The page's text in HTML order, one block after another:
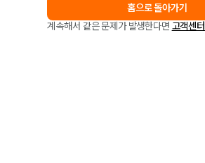
홈으로 돌아가기
계속해서 같은 문제가 발생한다면 고객센터